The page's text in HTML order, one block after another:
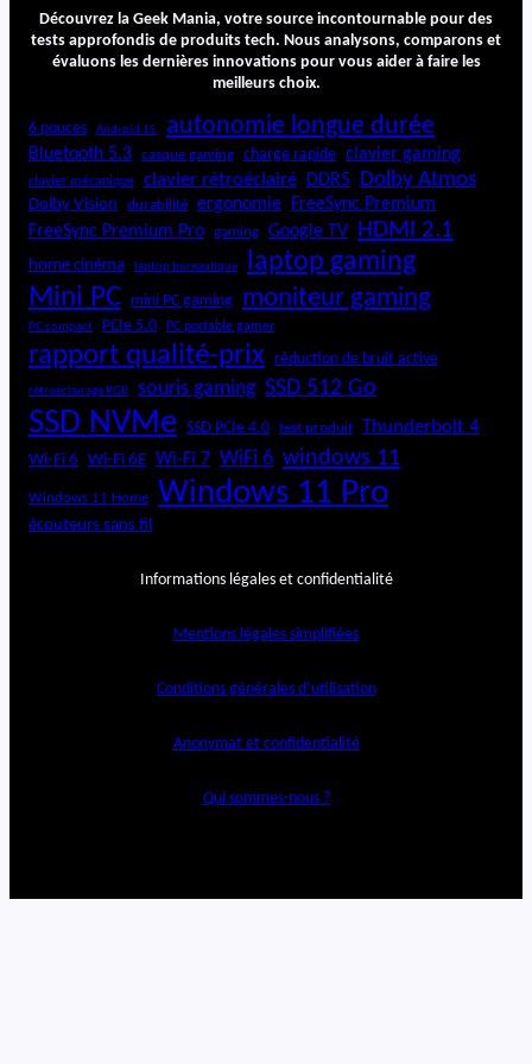
O
L
E
G
3
2
U
C
P
Découvrez la Geek Mania, votre source incontournable pour des
tests approfondis de produits tech. Nous analysons, comparons et
évaluons les dernières innovations pour vous aider à faire les
meilleurs choix.
6 pouces Android 15 autonomie longue durée
Bluetooth 5.3 casque gaming charge rapide clavier gaming
clavier mécanique clavier rétroéclairé DDR5 Dolby Atmos
Dolby Vision durabilité ergonomie
FreeSync Premium
FreeSync Premium Pro
gaming Google TV HDMI 2.1
home cinéma laptop bureautique laptop gaming
Mini PC mini PC gaming moniteur gaming
PC compact PCIe 5.0 PC portable gamer
rapport qualité-prix réduction de bruit active
rétroéclairage RGB souris gaming SSD 512 Go
SSD NVMe SSD PCIe 4.0 test produit Thunderbolt 4
Wi-Fi 6 Wi-Fi 6E Wi-Fi 7 WiFi 6 windows 11
Windows 11 Home Windows 11 Pro
écouteurs sans fil
Informations légales et confidentialité
Mentions légales simplifiées
Conditions générales d’utilisation
Anonymat et confidentialité
Qui sommes-nous ?